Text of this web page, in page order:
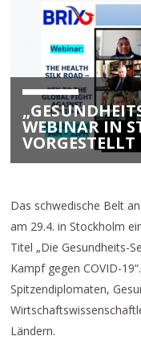
EBINAR IN
ORGESTELLT
Das schwedische Belt
am 29.4. in Stockholm
Titel „Die Gesundheits-
Kampf gegen COVID-
Spitzendiplomaten,
Ländern.